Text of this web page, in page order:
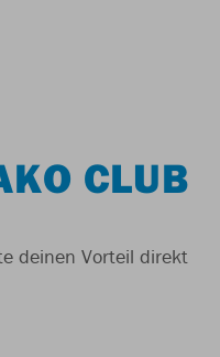
CLUB
deinen Vorteil direkt